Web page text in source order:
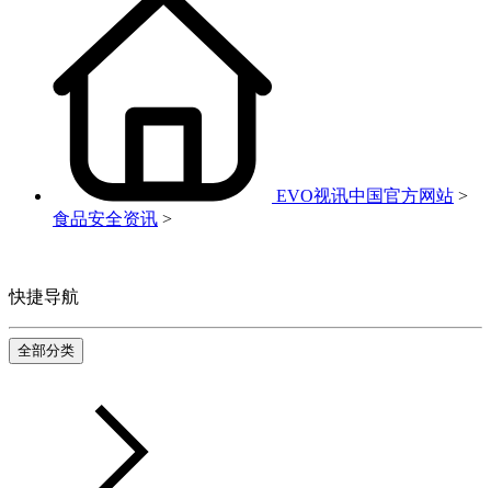
EVO视讯中国官方网站 >
食品安全资讯 >
快捷导航
全部分类